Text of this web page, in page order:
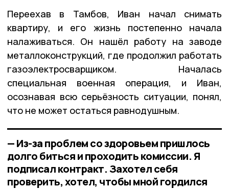
Переехав в Тамбов, Иван начал снимать
квартиру, и его жизнь постепенно начала
налаживаться. Он нашёл работу на заводе
металлоконструкций, где продолжил работать
газоэлектросварщиком. Началась
специальная военная операция, и Иван,
осознавая всю серьёзность ситуации, понял,
что не может остаться равнодушным.
— Из-за проблем со здоровьем пришлось
долго биться и проходить комиссии. Я
подписал контракт. Захотел себя
проверить, хотел, чтобы мной гордился